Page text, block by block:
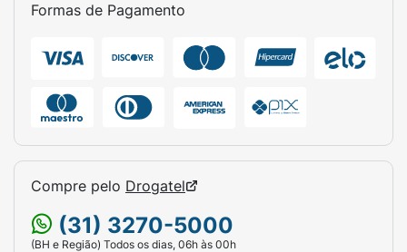
Formas de Pagamento
Compre pelo Drogatel
(31) 3270-5000
(BH e Região) Todos os dias, 06h às 00h